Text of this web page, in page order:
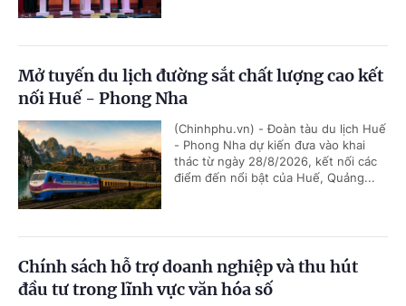
Mở tuyến du lịch đường sắt chất lượng cao kết
nối Huế - Phong Nha
(Chinhphu.vn) - Đoàn tàu du lịch Huế
- Phong Nha dự kiến đưa vào khai
thác từ ngày 28/8/2026, kết nối các
điểm đến nổi bật của Huế, Quảng...
Chính sách hỗ trợ doanh nghiệp và thu hút
đầu tư trong lĩnh vực văn hóa số